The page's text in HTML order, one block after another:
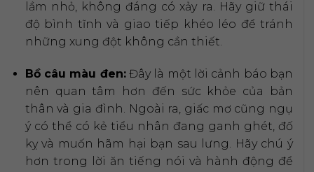
lầm nhỏ, không đáng có xảy ra. Hãy giữ thái
độ bình tĩnh và giao tiếp khéo léo để tránh
những xung đột không cần thiết.
Bồ câu màu đen:Đây là một lời cảnh báo bạn
nên quan tâm hơn đến sức khỏe của bản
thân và gia đình. Ngoài ra, giấc mơ cũng ngụ
ý có thể có kẻ tiểu nhân đang ganh ghét, đố
kỵ và muốn hãm hại bạn sau lưng. Hãy chú ý
hơn trong lời ăn tiếng nói và hành động để